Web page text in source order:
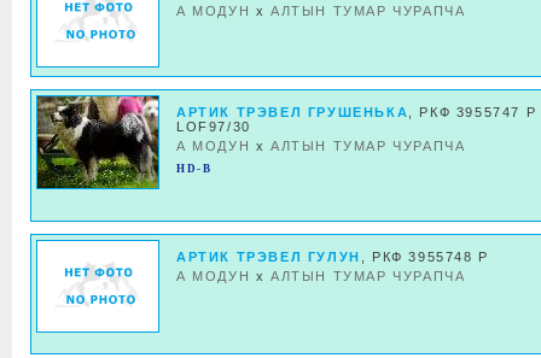
А МОДУН xАЛТЫН ТУМАР ЧУРАПЧА
АРТИК ТРЭВЕЛ ГРУШЕНЬКА
, РКФ 3955747 Р
LOF97/30
А МОДУН xАЛТЫН ТУМАР ЧУРАПЧА
HD-B
АРТИК ТРЭВЕЛ ГУЛУН
, РКФ 3955748 Р
А МОДУН xАЛТЫН ТУМАР ЧУРАПЧА